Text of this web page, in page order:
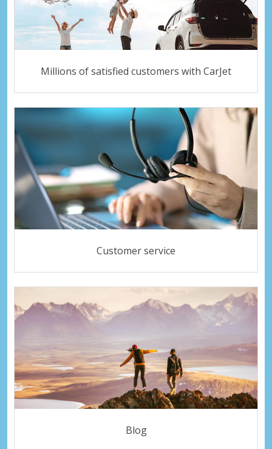
Millions of satisfied customers with CarJet
Customer service
Blog